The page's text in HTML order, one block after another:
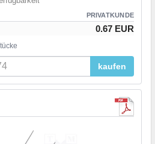
PRIVATKUNDE
0.67 EUR
kaufen